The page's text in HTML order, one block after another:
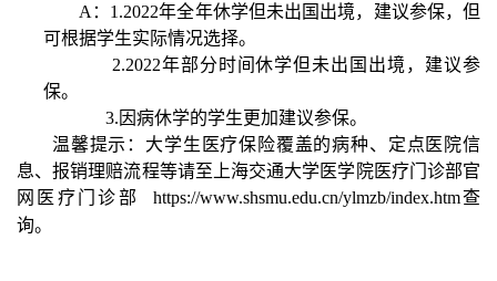
A ： 1.2022年全年休学但未出国出境，建议参保，但
可根据学生实际情况选择。
2.2022年部分时间休学但未出国出境，建议参
保。
3. 因病休学的学生更加建议参保。
温馨提示：大学生医疗保险覆盖的病种、定点医院信
息、报销理赔流程等请至上海交通大学医学院医疗门诊部官
网医疗门诊部
https://www.shsmu.edu.cn/ylmzb/index.htm查
询。